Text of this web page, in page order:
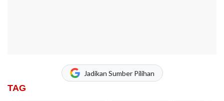
Jadikan Sumber Pilihan
TAG